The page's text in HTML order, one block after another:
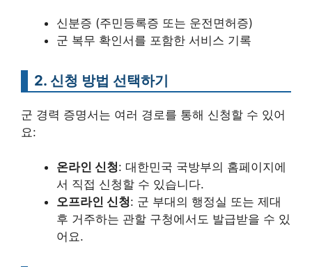
신분증 (주민등록증 또는 운전면허증)
군 복무 확인서를 포함한 서비스 기록
2. 신청 방법 선택하기
군 경력 증명서는 여러 경로를 통해 신청할 수 있어
요:
온라인 신청: 대한민국 국방부의 홈페이지에
서 직접 신청할 수 있습니다.
오프라인 신청: 군 부대의 행정실 또는 제대
후 거주하는 관할 구청에서도 발급받을 수 있
어요.